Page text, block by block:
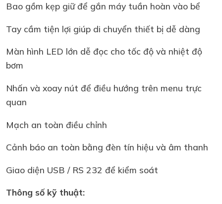
Bao gồm kẹp giữ để gắn máy tuần hoàn vào bể
Tay cầm tiện lợi giúp di chuyển thiết bị dễ dàng
Màn hình LED lớn dễ đọc cho tốc độ và nhiệt độ
bơm
Nhấn và xoay nút để điều hướng trên menu trực
quan
Mạch an toàn điều chỉnh
Cảnh báo an toàn bằng đèn tín hiệu và âm thanh
Giao diện USB / RS 232 để kiểm soát
Thông số kỹ thuật: